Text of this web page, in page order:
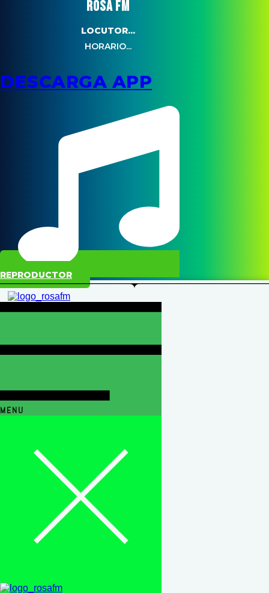
ROSA FM
LOCUTOR...
HORARIO...
DESCARGA APP
REPRODUCTOR
MENU